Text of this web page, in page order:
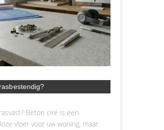
Beton ciré is een
vloer voor uw woning, maar